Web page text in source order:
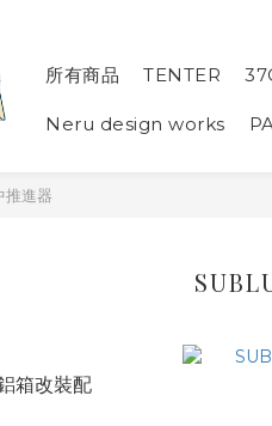
所有商品 TENTER
Neru design works
推進器
箱改裝配